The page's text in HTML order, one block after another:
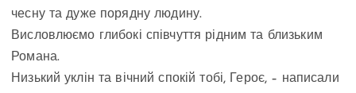
чесну та дуже порядну людину.
Висловлюємо глибокі співчуття рідним та близьким
Романа.
Низький уклін та вічний спокій тобі, Героє, – написали